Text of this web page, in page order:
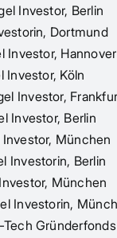
Investor, Berlin
Dortmund
Investor, Hannover
Investor, Köln
Investor,
Investor, Berlin
München
Investorin, Berlin
München
Investorin,
Tech